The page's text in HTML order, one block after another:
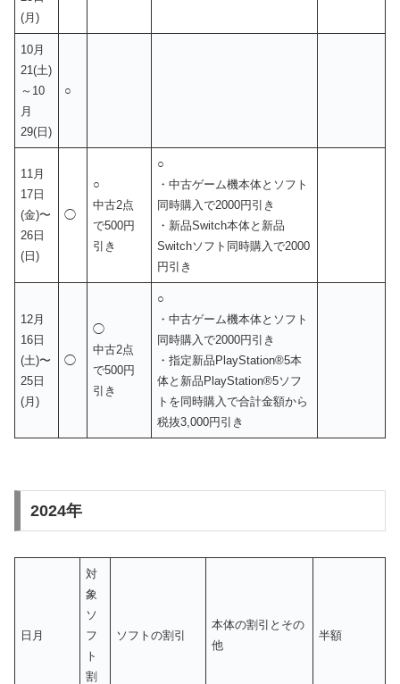
(月)
10月
21(土)
～10
月
29(日)
○
11月
17日
(金)〜
26日
(日)
◯
○
中古2点
で500円
引き
○
・中古ゲーム機本体とソフト
同時購入で2000円引き
・新品Switch本体と新品
Switchソフト同時購入で2000
円引き
12月
16日
(土)〜
25日
(月)
◯
◯
中古2点
で500円
引き
○
・中古ゲーム機本体とソフト
同時購入で2000円引き
・指定新品PlayStation®5本
体と新品PlayStation®5ソフ
トを同時購入で合計金額から
税抜3,000円引き
2024年
日月
対
象
ソ
フ
ト
割
ソフトの割引
本体の割引とその
他
半額